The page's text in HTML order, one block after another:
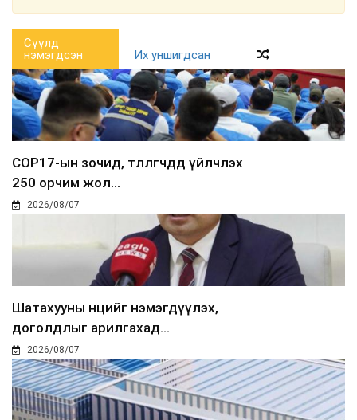
Сүүлд
нэмэгдсэн
Их уншигдсан
COP17-ын зочид, төлөөлөгчдөд үйлчлэх
250 орчим жол...
2026/08/07
Шатахууны нөөцийг нэмэгдүүлэх,
доголдлыг арилгахад...
2026/08/07